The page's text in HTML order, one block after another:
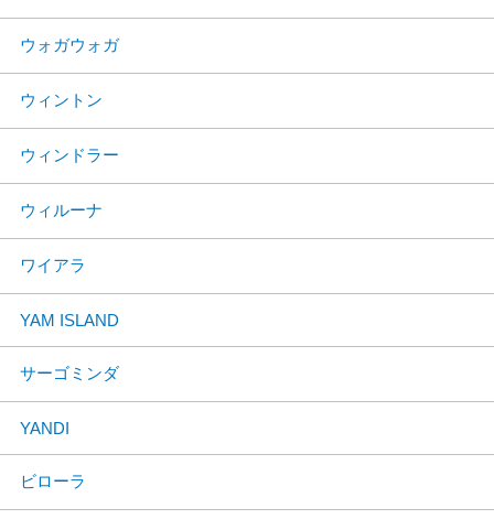
ウォガウォガ
ウィントン
ウィンドラー
ウィルーナ
ワイアラ
YAM ISLAND
サーゴミンダ
YANDI
ビローラ